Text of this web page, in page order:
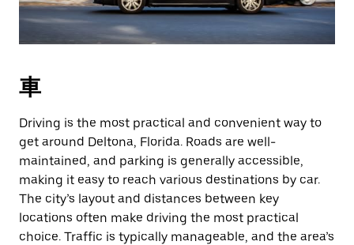
車
Driving is the most practical and convenient way to
get around Deltona, Florida. Roads are well-
maintained, and parking is generally accessible,
making it easy to reach various destinations by car.
The city’s layout and distances between key
locations often make driving the most practical
choice. Traffic is typically manageable, and the area’s